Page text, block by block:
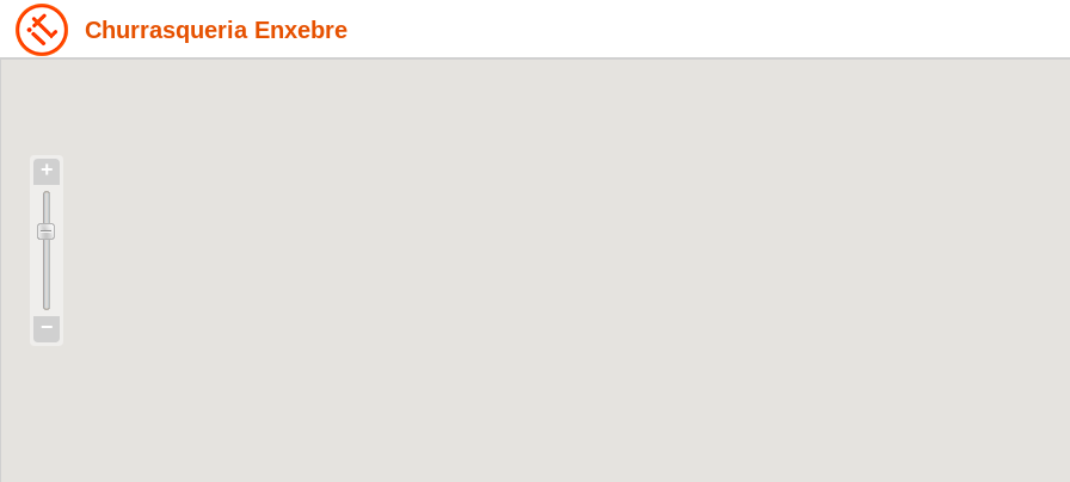
Churrasqueria Enxebre
+
−